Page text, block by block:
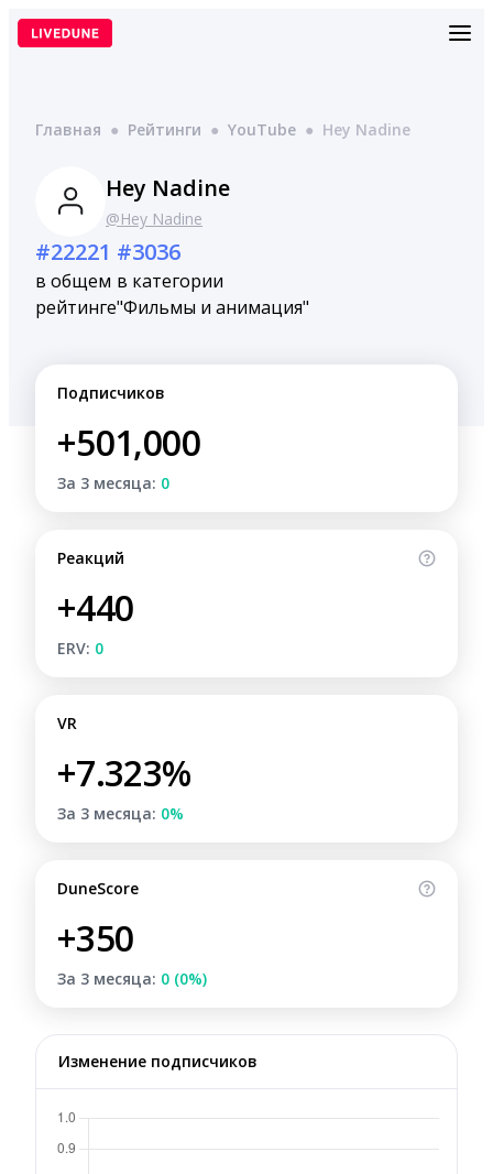
Перейти
Главная ● Рейтинги ● YouTube ● Hey Nadine
Hey Nadine
@Hey Nadine
#22221
в общем
рейтинге
#3036
в категории
"Фильмы и анимация"
Подписчиков
+501,000
За 3 месяца: 0
Реакций
+440
ERV: 0
VR
+7.323%
За 3 месяца: 0%
DuneScore
+350
За 3 месяца: 0 (0%)
Изменение подписчиков